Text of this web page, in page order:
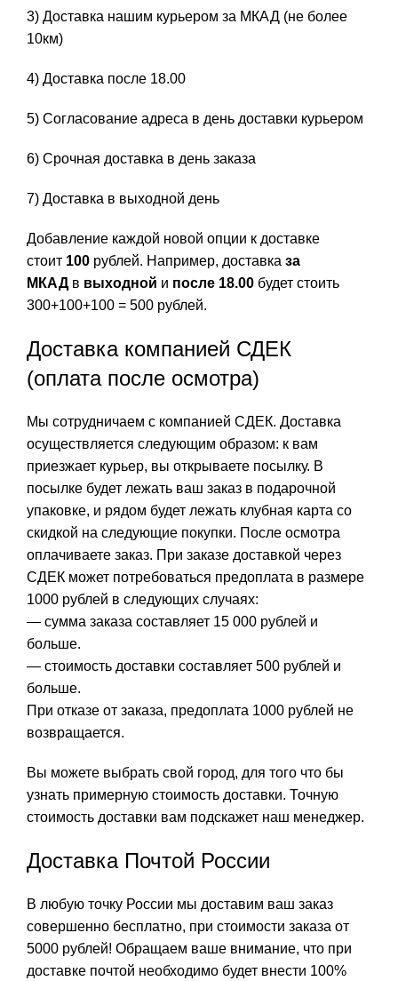
3) Доставка нашим курьером за МКАД (не более
10км)
4) Доставка после 18.00
5) Согласование адреса в день доставки курьером
6) Срочная доставка в день заказа
7) Доставка в выходной день
Добавление каждой новой опции к доставке
стоит 100 рублей. Например, доставка за
МКАДв выходной и после 18.00 будет стоить
300+100+100 = 500 рублей.
Доставка компанией СДЕК
(оплата после осмотра)
Мы сотрудничаем с компанией СДЕК. Доставка
осуществляется следующим образом: к вам
приезжает курьер, вы открываете посылку. В
посылке будет лежать ваш заказ в подарочной
упаковке, и рядом будет лежать клубная карта со
скидкой на следующие покупки. После осмотра
оплачиваете заказ. При заказе доставкой через
СДЕК может потребоваться предоплата в размере
1000 рублей в следующих случаях:
— сумма заказа составляет 15 000 рублей и
больше.
— стоимость доставки составляет 500 рублей и
больше.
При отказе от заказа, предоплата 1000 рублей не
возвращается.
Вы можете выбрать свой город, для того что бы
узнать примерную стоимость доставки. Точную
стоимость доставки вам подскажет наш менеджер.
Доставка Почтой России
В любую точку России мы доставим ваш заказ
совершенно бесплатно, при стоимости заказа от
5000 рублей! Обращаем ваше внимание, что при
доставке почтой необходимо будет внести 100%